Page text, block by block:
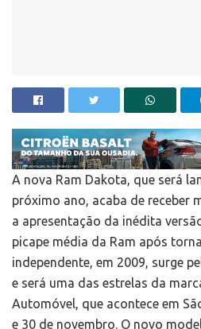
A nova Ram Dakota, que será
próximo ano, acaba de receber
a apresentação da inédita
picape média da Ram após
independente, em 2009, surge
e será uma das estrelas da
Automóvel, que acontece em
e 30 de novembro. O novo